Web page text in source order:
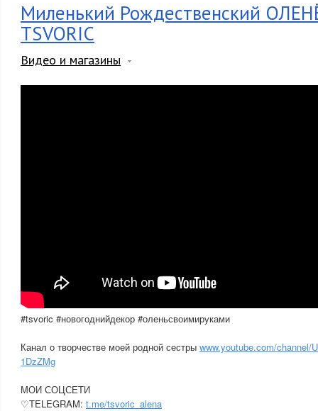
Миленький Рождественский
TSVORIC
Видео и магазины
#tsvoric #новогоднийдекор #оленьсвоимируками
Канал о творчестве моей родной сестры www.youtube.com/channel/
1DzZMg
МОИ СОЦСЕТИ
♡TELEGRAM: t.me/tsvoric_alena